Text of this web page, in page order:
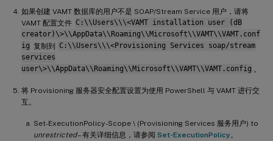
如果创建 VAMT 数据库的用户不是 SOAP/Stream Service 用户，请将
VAMT 配置文件 C:\\Users\\\<VAMT installation user (dB
creator)\>\\AppData\\Roaming\\Microsoft\\VAMT\\VAMT.conf
ig 复制到 C:\\Users\\\<Provisioning Services soap/stream
services
user\>\\AppData\\Roaming\\Microsoft\\VAMT\\VAMT.config 。
将 Provisioning 服务器安全配置设置为使用 PowerShell 与 VAMT 进行交
互。
Set-ExecutionPolicy -Scope \ (Provisioning Services 服务用户) to
unrestricted– 有关详细信息，请参阅 Set-ExecutionPolicy 。